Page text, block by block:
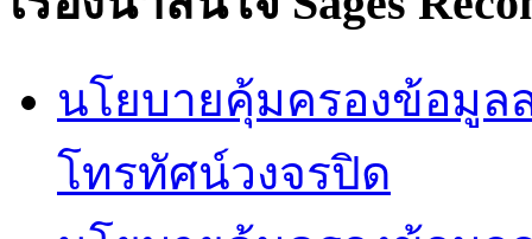
นโยบายคุ้มครองข้อมูล
โทรทัศน์วงจรปิด